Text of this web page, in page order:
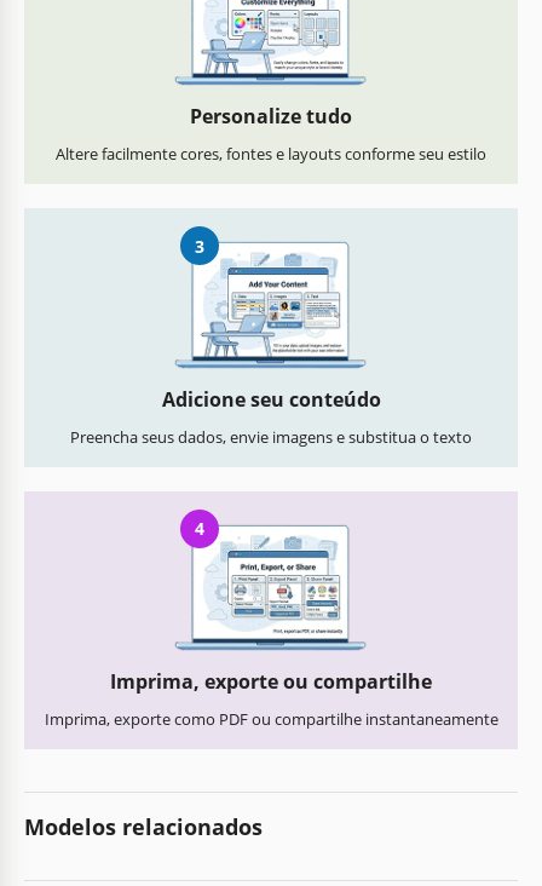
Personalize tudo
Altere facilmente cores, fontes e layouts conforme seu estilo
3
Adicione seu conteúdo
Preencha seus dados, envie imagens e substitua o texto
4
Imprima, exporte ou compartilhe
Imprima, exporte como PDF ou compartilhe instantaneamente
Modelos relacionados